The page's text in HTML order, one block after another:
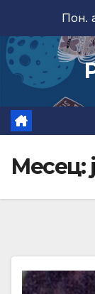
content
Пон.
Месец: